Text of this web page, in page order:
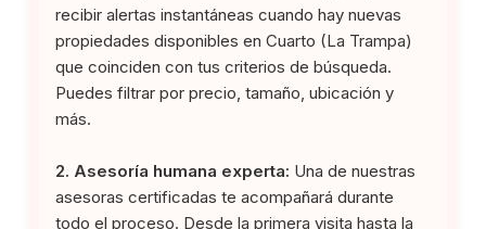
recibir alertas instantáneas cuando hay nuevas
propiedades disponibles en Cuarto (La Trampa)
que coinciden con tus criterios de búsqueda.
Puedes filtrar por precio, tamaño, ubicación y
más.
2. Asesoría humana experta: Una de nuestras
asesoras certificadas te acompañará durante
todo el proceso. Desde la primera visita hasta la